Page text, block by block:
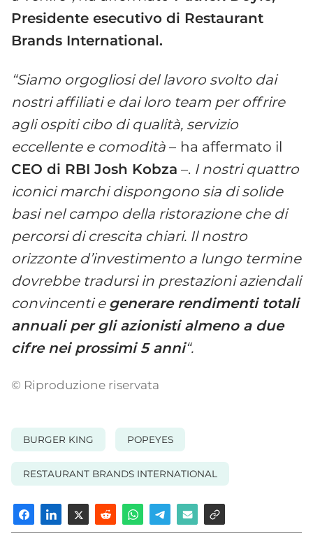
Presidente esecutivo di Restaurant
Brands International.
“Siamo orgogliosi del lavoro svolto dai
nostri affiliati e dai loro team per offrire
agli ospiti cibo di qualità, servizio
eccellente e comodità – ha affermato il
CEO di RBI Josh Kobza –. I nostri quattro
iconici marchi dispongono sia di solide
basi nel campo della ristorazione che di
percorsi di crescita chiari. Il nostro
orizzonte d’investimento a lungo termine
dovrebbe tradursi in prestazioni aziendali
convincenti e generare rendimenti totali
annuali per gli azionisti almeno a due
cifre nei prossimi 5 anni“.
© Riproduzione riservata
BURGER KING POPEYES
RESTAURANT BRANDS INTERNATIONAL